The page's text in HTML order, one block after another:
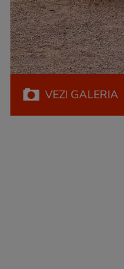
VEZI GALERIA